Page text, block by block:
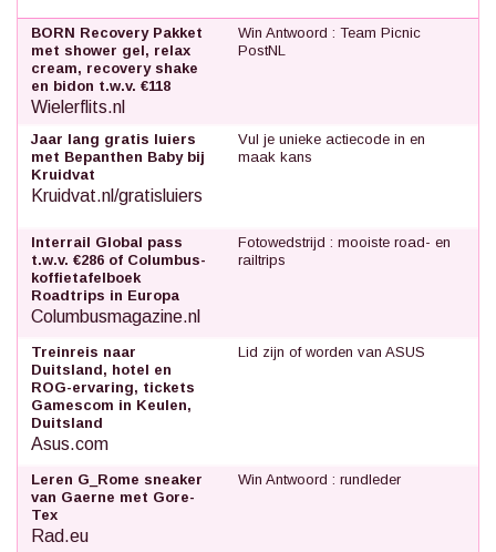
BORN Recovery Pakket
met shower gel, relax
cream, recovery shake
en bidon t.w.v. €118
Wielerflits.nl
Win Antwoord : Team Picnic
PostNL
Jaar lang gratis luiers
met Bepanthen Baby bij
Kruidvat
Kruidvat.nl/gratisluiers
Vul je unieke actiecode in en
maak kans
Interrail Global pass
t.w.v. €286 of Columbus-
koffietafelboek
Roadtrips in Europa
Columbusmagazine.nl
Fotowedstrijd : mooiste road- en
railtrips
Treinreis naar
Duitsland, hotel en
ROG-ervaring, tickets
Gamescom in Keulen,
Duitsland
Asus.com
Lid zijn of worden van ASUS
Leren G_Rome sneaker
van Gaerne met Gore-
Tex
Rad.eu
Win Antwoord : rundleder